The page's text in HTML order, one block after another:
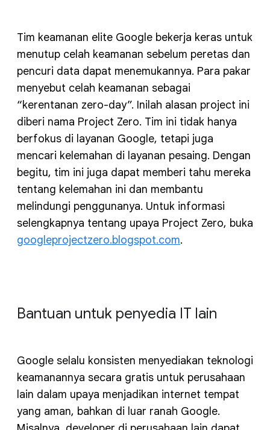
Tim keamanan elite Google bekerja keras untuk
menutup celah keamanan sebelum peretas dan
pencuri data dapat menemukannya. Para pakar
menyebut celah keamanan sebagai
“kerentanan zero-day”. Inilah alasan project ini
diberi nama Project Zero. Tim ini tidak hanya
berfokus di layanan Google, tetapi juga
mencari kelemahan di layanan pesaing. Dengan
begitu, tim ini juga dapat memberi tahu mereka
tentang kelemahan ini dan membantu
melindungi penggunanya. Untuk informasi
selengkapnya tentang upaya Project Zero, buka
googleprojectzero.blogspot.com.
Bantuan untuk penyedia IT lain
Google selalu konsisten menyediakan teknologi
keamanannya secara gratis untuk perusahaan
lain dalam upaya menjadikan internet tempat
yang aman, bahkan di luar ranah Google.